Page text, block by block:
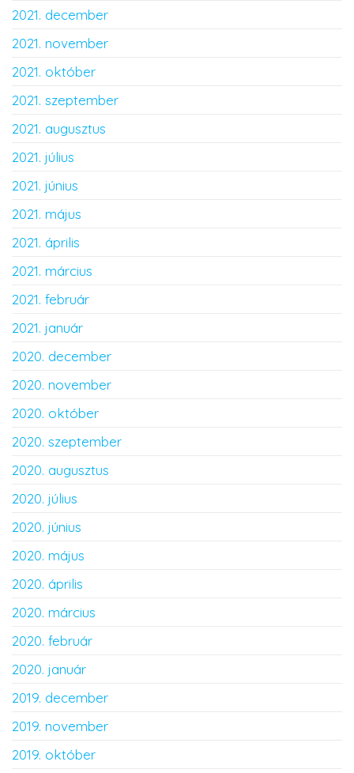
2021. december
2021. november
2021. október
2021. szeptember
2021. augusztus
2021. július
2021. június
2021. május
2021. április
2021. március
2021. február
2021. január
2020. december
2020. november
2020. október
2020. szeptember
2020. augusztus
2020. július
2020. június
2020. május
2020. április
2020. március
2020. február
2020. január
2019. december
2019. november
2019. október